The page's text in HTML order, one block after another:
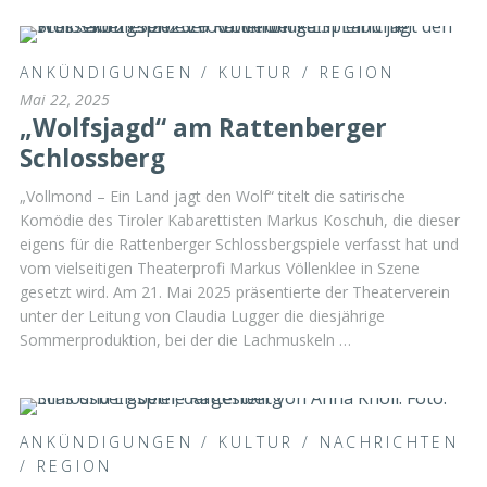
ANKÜNDIGUNGEN / KULTUR / REGION
Mai 22, 2025
„Wolfsjagd“ am Rattenberger
Schlossberg
„Vollmond – Ein Land jagt den Wolf“ titelt die satirische
Komödie des Tiroler Kabarettisten Markus Koschuh, die dieser
eigens für die Rattenberger Schlossbergspiele verfasst hat und
vom vielseitigen Theaterprofi Markus Völlenklee in Szene
gesetzt wird. Am 21. Mai 2025 präsentierte der Theaterverein
unter der Leitung von Claudia Lugger die diesjährige
Sommerproduktion, bei der die Lachmuskeln …
ANKÜNDIGUNGEN / KULTUR / NACHRICHTEN
/ REGION